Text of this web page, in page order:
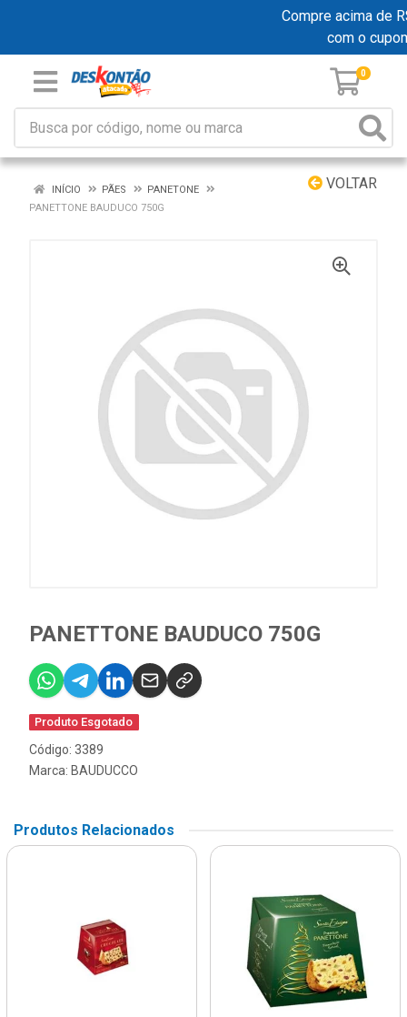
Compre acima de
com o
0
VOLTAR
INÍCIO PÃES
PANETONE
PANETTONE BAUDUCO 750G
PANETTONE BAUDUCO 750G
Produto Esgotado
Código: 3389
Marca: BAUDUCCO
Produtos Relacionados